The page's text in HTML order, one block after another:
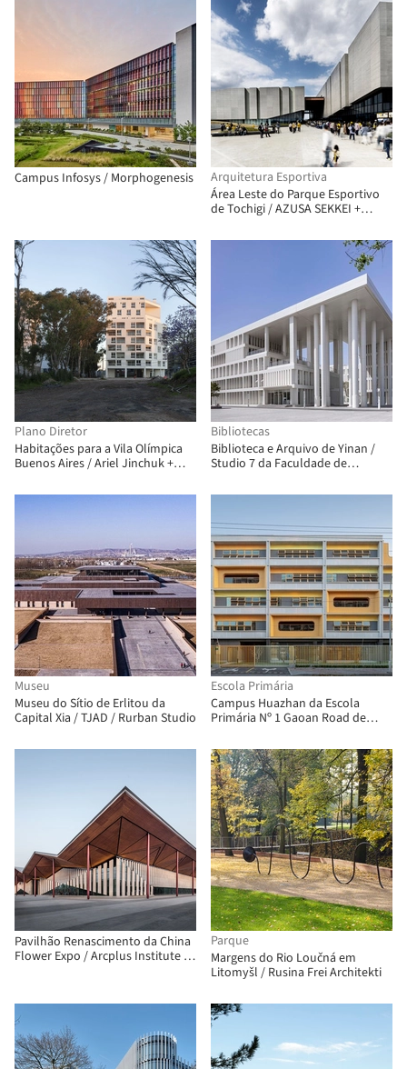
Campus Infosys / Morphogenesis
Arquitetura Esportiva
Área Leste do Parque Esportivo
de Tochigi / AZUSA SEKKEI +
Architects & Engineers + ANDO
Architectural Design Office
Plano Diretor
Habitações para a Vila Olímpica
Buenos Aires / Ariel Jinchuk +
Pedro Ignacio Yáñez
Bibliotecas
Biblioteca e Arquivo de Yinan /
Studio 7 da Faculdade de
Museu
Museu do Sítio de Erlitou da
Capital Xia / TJAD / Rurban Studio
Escola Primária
Campus Huazhan da Escola
Primária Nº 1 Gaoan Road de
Pavilhão Renascimento da China
Flower Expo / Arcplus Institute of
Parque
Margens do Rio Loučná em
Litomyšl / Rusina Frei Architekti